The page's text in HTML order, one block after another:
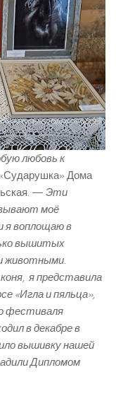
любовь к
Дома
— Эти
моё
я воплощаю в
вышитых
животными.
я представила
«Игла и пяльца»,
фестиваля
в декабре в
вышивку нашей
Дипломом